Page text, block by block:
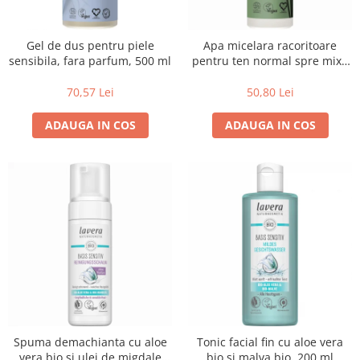
Faina bio si gris
Mixuri bio si blaturi
Paine bio
Ciocolata, cacao si cafea
Cafea bio
Cafea bio din cereale
Ciocolata bio
Condimente bio
Maioneza bio
Mancare asiatica bio
Sare si mixuri de sare
Dulceata si creme bio
Compoturi bio
Gel de dus pentru piele
sensibila, fara parfum, 500 ml
70,57 Lei
ADAUGA IN COS
Apa micelara racoritoare
pentru ten normal spre mixt,
50,80 Lei
ADAUGA IN COS
Spuma demachianta cu aloe
Tonic facial fin cu aloe vera